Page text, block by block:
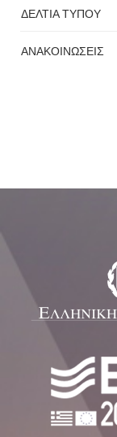
ΔΕΛΤΙΑ ΤΥΠΟΥ
ΑΝΑΚΟΙΝΩΣΕΙΣ